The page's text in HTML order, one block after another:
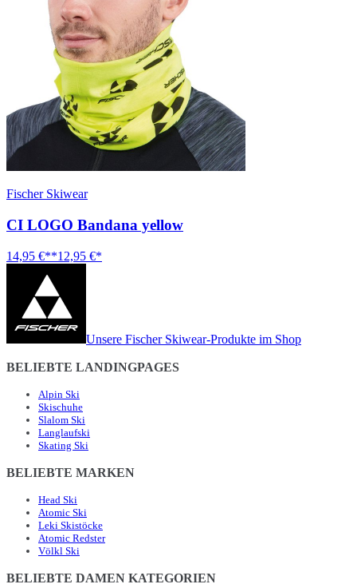
Fischer Skiwear
CI LOGO Bandana yellow
14,95 €**12,95 €*
Unsere Fischer Skiwear-Produkte im Shop
BELIEBTE LANDINGPAGES
Alpin Ski
Skischuhe
Slalom Ski
Langlaufski
Skating Ski
BELIEBTE MARKEN
Head Ski
Atomic Ski
Leki Skistöcke
Atomic Redster
Völkl Ski
BELIEBTE DAMEN KATEGORIEN